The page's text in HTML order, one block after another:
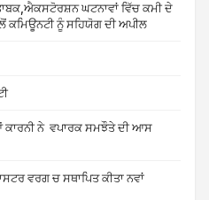
ਘਟਨਾਵਾਂ ਵਿੱਚ ਕਮੀ ਦੇ
ਕਮਿਊਨਟੀ ਨੂੰ ਸਹਿਯੋਗ ਦੀ ਅਪੀਲ
ਕਾਰਨੀ ਨੇ ਵਪਾਰਕ ਸਮਝੌਤੇ ਦੀ ਆਸ
ਵਰਗ ਚ ਸਥਾਪਿਤ ਕੀਤਾ ਨਵਾਂ